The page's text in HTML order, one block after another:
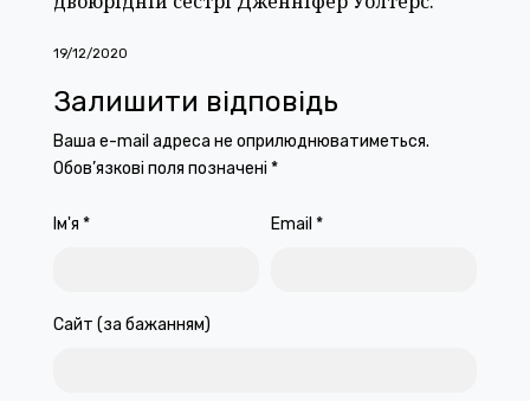
19/12/2020
Залишити відповідь
Ваша e-mail адреса не оприлюднюватиметься.
Обов’язкові поля позначені *
Ім'я * Email *
Сайт (за бажанням)